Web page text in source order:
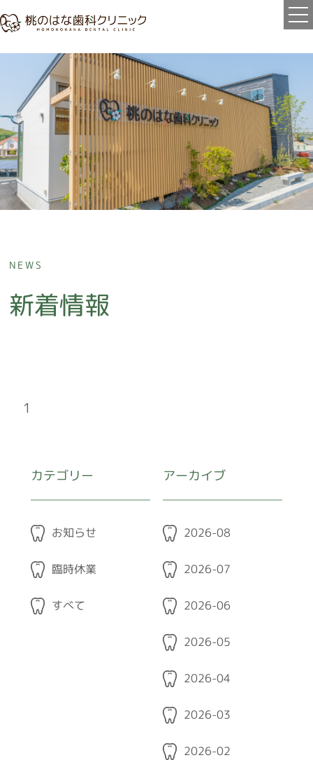
ホーム
当院について
ポリシー
治療の流れ
医師紹介
診療案内
歯周病治療
口腔外科
セラミック
訪問診療
料金表
採用情報
NEWS
新着情報
1
カテゴリー
お知らせ
臨時休業
すべて
アーカイブ
2026-08
2026-07
2026-06
2026-05
2026-04
2026-03
2026-02